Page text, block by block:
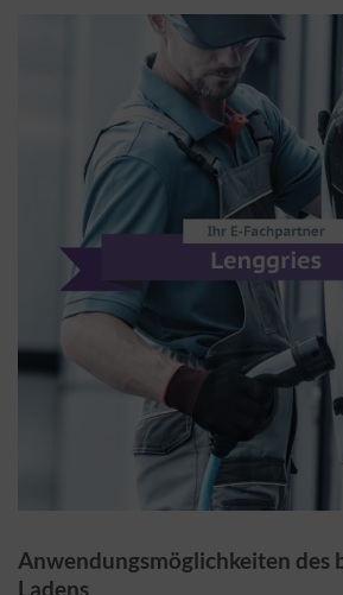
Anwendungsmöglichkeiten des
Ladens